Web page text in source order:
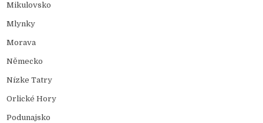
Mikulovsko
Mlynky
Morava
Německo
Nízke Tatry
Orlické Hory
Podunajsko